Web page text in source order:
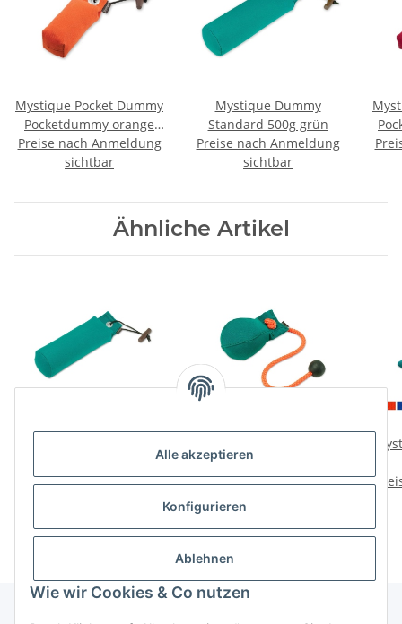
Alle akzeptieren
Konfigurieren
Ablehnen
Wie wir Cookies & Co nutzen
Mystique Pocket Dummy
Pocketdummy orange
85g
Preise nach Anmeldung
sichtbar
Mystique Dummy
Standard 500g grün
Preise nach Anmeldung
sichtbar
Ähnliche Artikel
Preise nach Anmeldung
Preise nach Anmeldung